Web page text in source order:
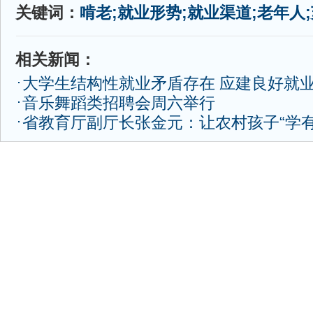
关键词： 啃老;就业形势;就业渠道;老年人
相关新闻：
大学生结构性就业矛盾存在 应建良好就
音乐舞蹈类招聘会周六举行
省教育厅副厅长张金元：让农村孩子“学